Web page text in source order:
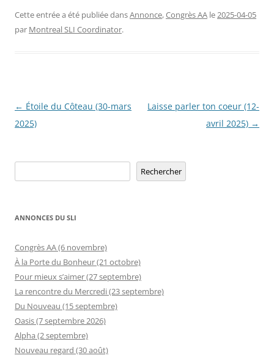
Cette entrée a été publiée dansAnnonce,Congrès AA le 2025-04-05
par Montreal SLI Coordinator.
Navigation
des
← Étoile du Côteau (30-mars
2025)
Laisse parler ton coeur (12-
avril 2025) →
Rechercher
ANNONCES DU SLI
Congrès AA (6 novembre)
À la Porte du Bonheur (21 octobre)
Pour mieux s’aimer (27 septembre)
La rencontre du Mercredi (23 septembre)
Du Nouveau (15 septembre)
Oasis (7 septembre 2026)
Alpha (2 septembre)
Nouveau regard (30 août)